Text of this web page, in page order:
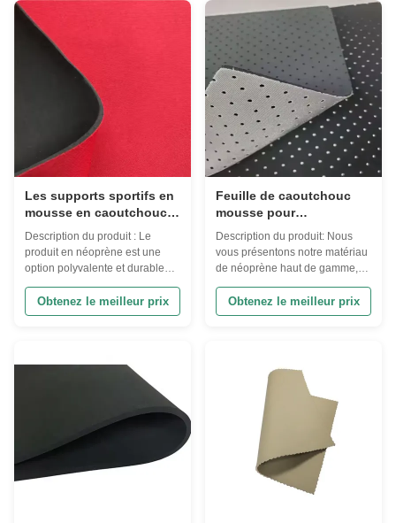
30D/50D/75D/100D ...
blanc et coloré À l'eau - Oui, oui.
Le type Tissu laminé à double
face Isolement - Oui, oui. Autre
nom Plaque ...
Les supports sportifs en
mousse en caoutchouc
en feuille de néoprène 3
mm
Description du produit : Le
produit en néoprène est une
option polyvalente et durable
pour diverses applications.
Fabriqué à partir de néoprène
de haute qualité, ce produit offre
choix idéal pour les projets
nécessitant une rétention de
Obtenez le meilleur prix
Feuille de caoutchouc
mousse pour
combinaison de plongée
étanche pour
applications
Description du produit: Nous
vous présentons notre matériau
de néoprène haut de gamme,
un tissu polyvalent
indispensable pour tout projet
nécessitant durabilité,
douceur et fermeté, ce qui le
rend idéal pour un ...
Obtenez le meilleur prix